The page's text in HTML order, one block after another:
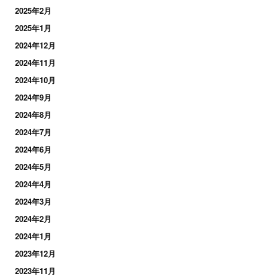
2025年2月
2025年1月
2024年12月
2024年11月
2024年10月
2024年9月
2024年8月
2024年7月
2024年6月
2024年5月
2024年4月
2024年3月
2024年2月
2024年1月
2023年12月
2023年11月